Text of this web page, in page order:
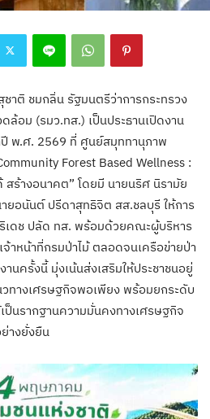
าติ ชมกลิ่น รัฐมนตรีว่าการกระทรวง
ล้อม (รมว.ทส.) เป็นประธานเปิดงาน
ปี พ.ศ. 2569 ที่ ศูนย์สมุททานุภาพ
Forest Based Wellness :
สร้างอนาคต” โดยมี นายนริศ นิรามัย
อนันต์ ปรีดาสุทธิจิต สส.ชลบุรี ให้การ
เดช ปลัด ทส. พร้อมด้วยคณะผู้บริหาร
าหน้าที่กรมป่าไม้ ตลอดจนเครือข่ายป่า
านครั้งนี้ มุ่งเน้นส่งเสริมให้ประชาชนอยู่
ทางเศรษฐกิจพอเพียง พร้อมยกระดับ
ป็นรากฐานความมั่นคงทางเศรษฐกิจ
างยั่งยืน